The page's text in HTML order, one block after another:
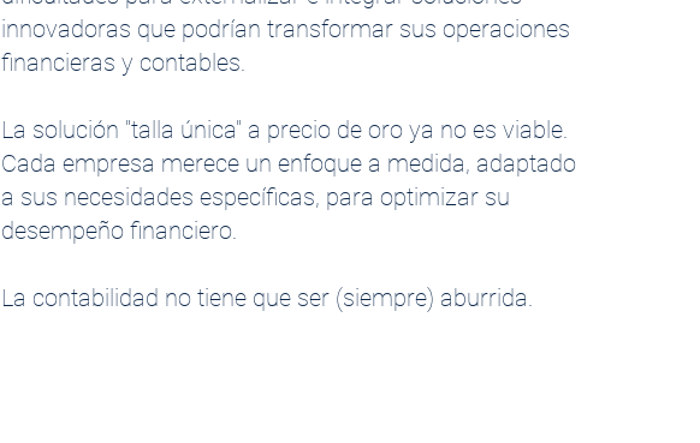
innovadoras que podrían transformar sus operaciones
financieras y contables.
La solución "talla única" a precio de oro ya no es viable.
Cada empresa merece un enfoque a medida, adaptado
a sus necesidades específicas, para optimizar su
desempeño financiero.
La contabilidad no tiene que ser (siempre) aburrida.